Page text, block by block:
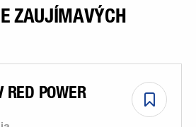
ZAUJÍMAVÝCH
RED POWER